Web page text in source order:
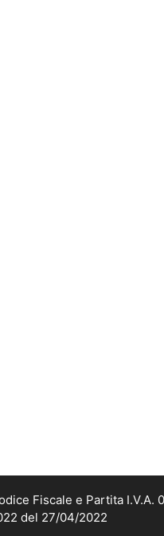
Fiscale e Partita I.V.A.
del 27/04/2022